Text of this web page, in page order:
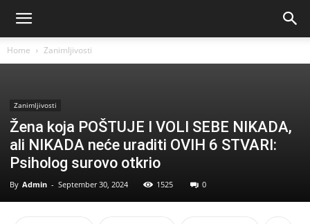
Home Zanimljivosti
Zanimljivosti
Žena koja POŠTUJE I VOLI SEBE NIKADA,
ali NIKADA neće uraditi OVIH 6 STVARI:
Psiholog surovo otkrio
By Admin - September 30, 2024 1525 0